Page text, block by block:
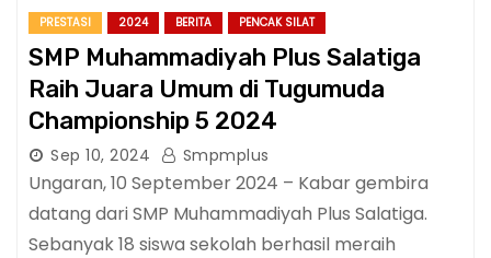
PRESTASI 2024 BERITA PENCAK SILAT
SMP Muhammadiyah Plus Salatiga
Raih Juara Umum di Tugumuda
Championship 5 2024
Sep 10, 2024 Smpmplus
Ungaran, 10 September 2024 – Kabar gembira
datang dari SMP Muhammadiyah Plus Salatiga.
Sebanyak 18 siswa sekolah berhasil meraih